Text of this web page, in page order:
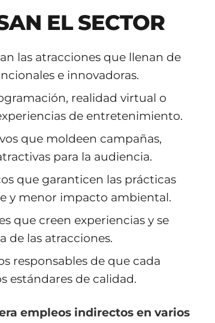
EL SECTOR
las atracciones que llenan de
e innovadoras.
realidad virtual o
de entretenimiento.
que moldeen campañas,
para la audiencia.
que garanticen las prácticas
y menor impacto ambiental.
que creen experiencias y se
de las atracciones.
responsables de que cada
estándares de calidad.
empleos indirectos en varios